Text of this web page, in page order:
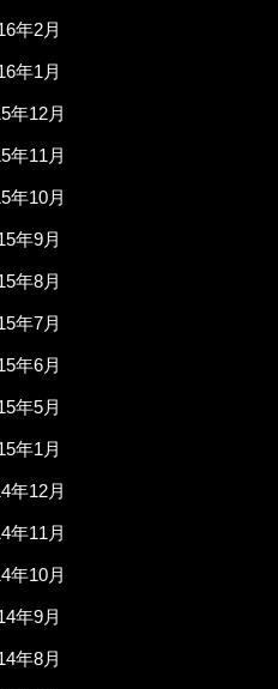
年2月
年1月
年12月
年11月
年10月
年9月
年8月
年7月
年6月
年5月
年1月
年12月
年11月
年10月
年9月
年8月